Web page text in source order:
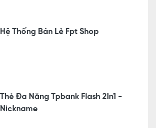
Hệ Thống Bán Lẻ Fpt Shop
Thẻ Đa Năng Tpbank Flash 2In1 -
Nickname